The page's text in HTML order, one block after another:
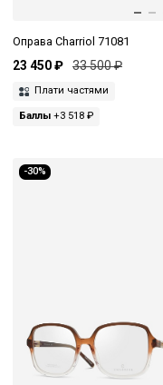
Оправа Charriol 71081
23 450 ₽ 33 500 ₽
Плати частями
Баллы +3 518 ₽
-30%